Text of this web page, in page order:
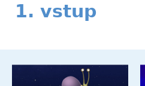
1. vstup